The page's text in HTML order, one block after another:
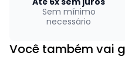
Sem mínimo
necessário
Você também vai